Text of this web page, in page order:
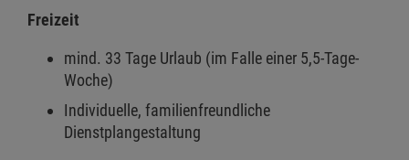
Freizeit
mind. 33 Tage Urlaub (im Falle einer 5,5-Tage-
Woche)
Individuelle, familienfreundliche
Dienstplangestaltung